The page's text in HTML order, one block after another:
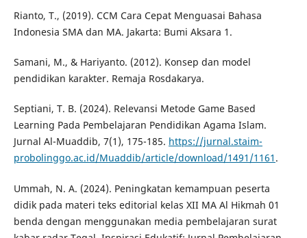
Rianto, T., (2019). CCM Cara Cepat Menguasai Bahasa
Indonesia SMA dan MA. Jakarta: Bumi Aksara 1.
Samani, M., & Hariyanto. (2012). Konsep dan model
pendidikan karakter. Remaja Rosdakarya.
Septiani, T. B. (2024). Relevansi Metode Game Based
Learning Pada Pembelajaran Pendidikan Agama Islam.
Jurnal Al-Muaddib, 7(1), 175-185. https://jurnal.staim-
probolinggo.ac.id/Muaddib/article/download/1491/1161 .
Ummah, N. A. (2024). Peningkatan kemampuan peserta
didik pada materi teks editorial kelas XII MA Al Hikmah 01
benda dengan menggunakan media pembelajaran surat